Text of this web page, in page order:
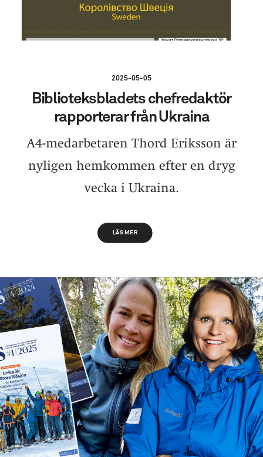
2025-05-05
Biblioteksbladets chefredaktör
rapporterar från Ukraina
A4-medarbetaren Thord Eriksson är
nyligen hemkommen efter en dryg
vecka i Ukraina.
LÄS MER